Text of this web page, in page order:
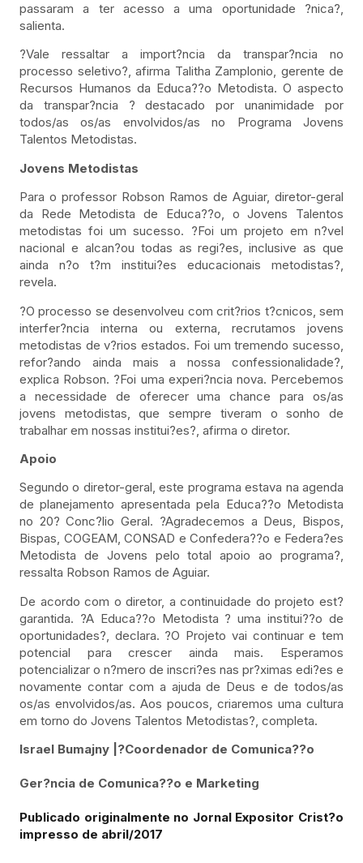
passaram a ter acesso a uma oportunidade ?nica?,
salienta.
?Vale ressaltar a import?ncia da transpar?ncia no
processo seletivo?, afirma Talitha Zamplonio, gerente de
Recursos Humanos da Educa??o Metodista. O aspecto
da transpar?ncia ? destacado por unanimidade por
todos/as os/as envolvidos/as no Programa Jovens
Talentos Metodistas.
Jovens Metodistas
Para o professor Robson Ramos de Aguiar, diretor-geral
da Rede Metodista de Educa??o, o Jovens Talentos
metodistas foi um sucesso. ?Foi um projeto em n?vel
nacional e alcan?ou todas as regi?es, inclusive as que
ainda n?o t?m institui?es educacionais metodistas?,
revela.
?O processo se desenvolveu com crit?rios t?cnicos, sem
interfer?ncia interna ou externa, recrutamos jovens
metodistas de v?rios estados. Foi um tremendo sucesso,
refor?ando ainda mais a nossa confessionalidade?,
explica Robson. ?Foi uma experi?ncia nova. Percebemos
a necessidade de oferecer uma chance para os/as
jovens metodistas, que sempre tiveram o sonho de
trabalhar em nossas institui?es?, afirma o diretor.
Apoio
Segundo o diretor-geral, este programa estava na agenda
de planejamento apresentada pela Educa??o Metodista
no 20? Conc?lio Geral. ?Agradecemos a Deus, Bispos,
Bispas, COGEAM, CONSAD e Confedera??o e Federa?es
Metodista de Jovens pelo total apoio ao programa?,
ressalta Robson Ramos de Aguiar.
De acordo com o diretor, a continuidade do projeto est?
garantida. ?A Educa??o Metodista ? uma institui??o de
oportunidades?, declara. ?O Projeto vai continuar e tem
potencial para crescer ainda mais. Esperamos
potencializar o n?mero de inscri?es nas pr?ximas edi?es e
novamente contar com a ajuda de Deus e de todos/as
os/as envolvidos/as. Aos poucos, criaremos uma cultura
em torno do Jovens Talentos Metodistas?, completa.
Israel Bumajny |?Coordenador de Comunica??o
Ger?ncia de Comunica??o e Marketing
Publicado originalmente no Jornal Expositor Crist?o
impresso de abril/2017